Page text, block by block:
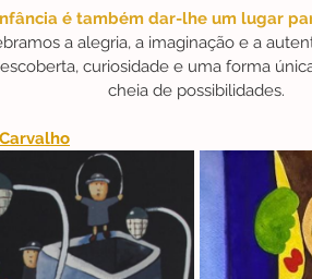
é também dar-lhe um lugar
a alegria, a imaginação e a
curiosidade e uma forma
cheia de possibilidades.